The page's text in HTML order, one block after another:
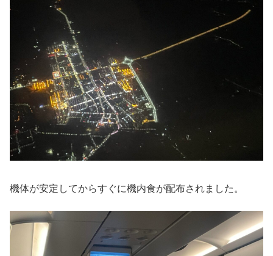
機体が安定してからすぐに機内食が配布されました。